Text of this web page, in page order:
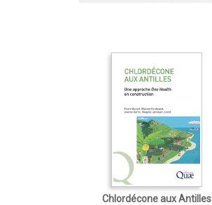
Chlordécone aux Antilles